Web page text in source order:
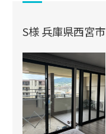
S様 兵庫県西宮市